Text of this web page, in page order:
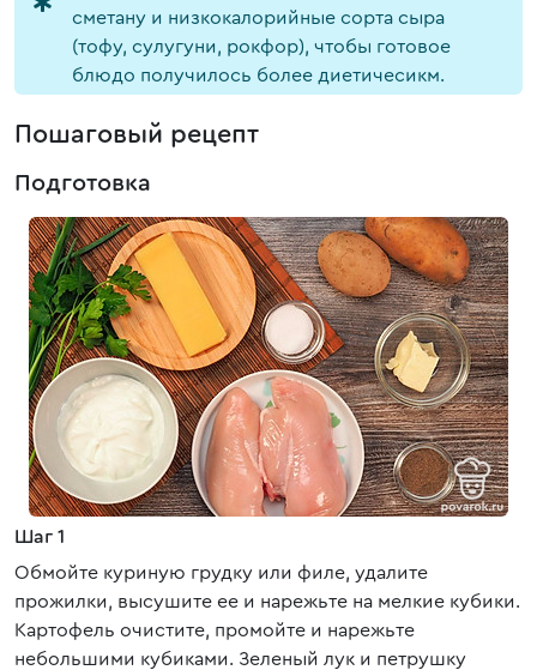
сметану и низкокалорийные сорта сыра
(тофу, сулугуни, рокфор), чтобы готовое
блюдо получилось более диетичесикм.
Пошаговый рецепт
Подготовка
Шаг 1
Обмойте куриную грудку или филе, удалите
прожилки, высушите ее и нарежьте на мелкие кубики.
Картофель очистите, промойте и нарежьте
небольшими кубиками. Зеленый лук и петрушку